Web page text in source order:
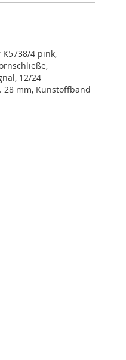
4 pink,
12/24
28 mm, Kunstoffband